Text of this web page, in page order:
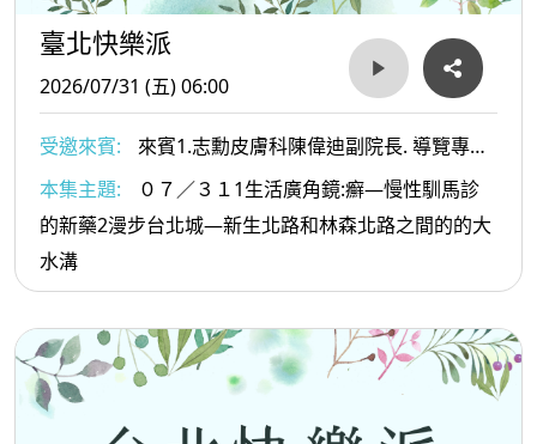
臺北快樂派
2026/07/31 (五) 06:00
受邀來賓:
來賓1.志勳皮膚科陳偉迪副院長. 導覽專家
葉倫會老師
本集主題:
０７／３１1生活廣角鏡:癬—慢性馴馬診
的新藥2漫步台北城—新生北路和林森北路之間的的大
水溝